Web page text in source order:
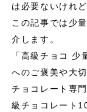
は必要ないけれ
この記事では少
介します。
「高級チョコ
へのご褒美や大
チョコレート専
級チョコレート